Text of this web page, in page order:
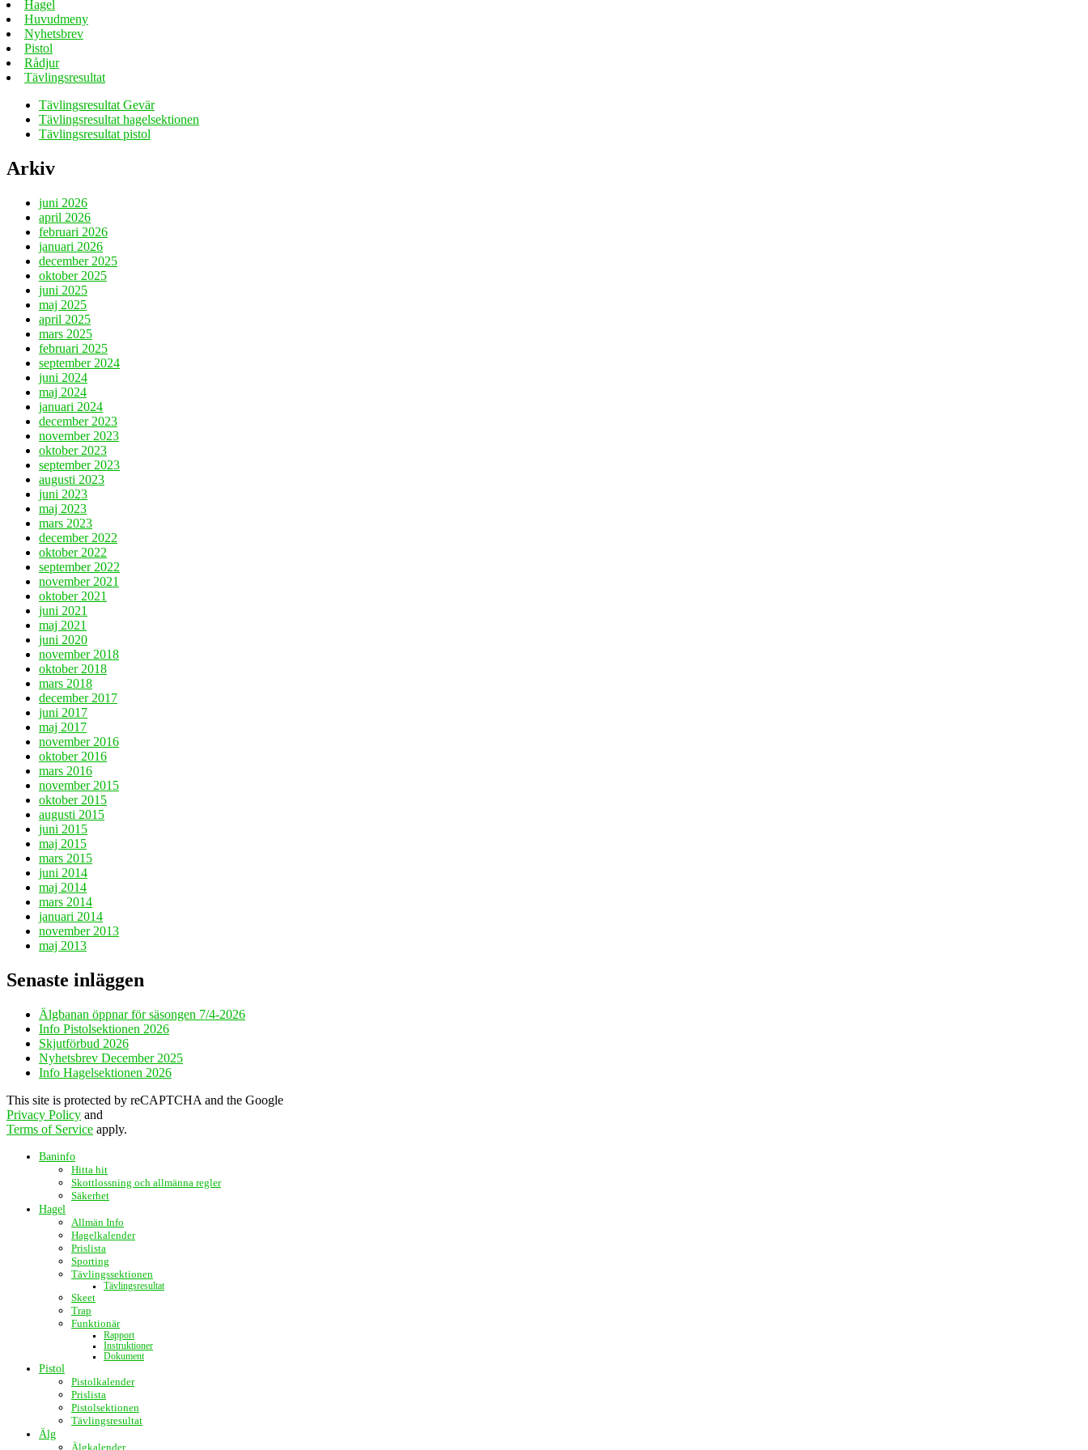
Hagel
Huvudmeny
Nyhetsbrev
Pistol
Rådjur
Tävlingsresultat
Tävlingsresultat Gevär
Tävlingsresultat hagelsektionen
Tävlingsresultat pistol
Arkiv
juni 2026
april 2026
februari 2026
januari 2026
december 2025
oktober 2025
juni 2025
maj 2025
april 2025
mars 2025
februari 2025
september 2024
juni 2024
maj 2024
januari 2024
december 2023
november 2023
oktober 2023
september 2023
augusti 2023
juni 2023
maj 2023
mars 2023
december 2022
oktober 2022
september 2022
november 2021
oktober 2021
juni 2021
maj 2021
juni 2020
november 2018
oktober 2018
mars 2018
december 2017
juni 2017
maj 2017
november 2016
oktober 2016
mars 2016
november 2015
oktober 2015
augusti 2015
juni 2015
maj 2015
mars 2015
juni 2014
maj 2014
mars 2014
januari 2014
november 2013
maj 2013
Senaste inläggen
Älgbanan öppnar för säsongen 7/4-2026
Info Pistolsektionen 2026
Skjutförbud 2026
Nyhetsbrev December 2025
Info Hagelsektionen 2026
This site is protected by reCAPTCHA and the Google
Privacy Policy and
Terms of Service apply.
Baninfo
Hitta hit
Skottlossning och allmänna regler
Säkerhet
Hagel
Allmän Info
Hagelkalender
Prislista
Sporting
Tävlingssektionen
Tävlingsresultat
Skeet
Trap
Funktionär
Rapport
Instruktioner
Dokument
Pistol
Pistolkalender
Prislista
Pistolsektionen
Tävlingsresultat
Älg
Älgkalender